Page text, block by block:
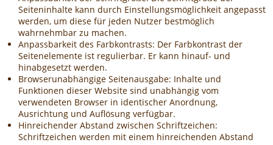
Seiteninhalte kann durch Einstellungsmöglichkeit angepasst
werden, um diese für jeden Nutzer bestmöglich
wahrnehmbar zu machen.
Anpassbarkeit des Farbkontrasts: Der Farbkontrast der
Seitenelemente ist regulierbar. Er kann hinauf- und
hinabgesetzt werden.
Browserunabhängige Seitenausgabe: Inhalte und
Funktionen dieser Website sind unabhängig vom
verwendeten Browser in identischer Anordnung,
Ausrichtung und Auflösung verfügbar.
Hinreichender Abstand zwischen Schriftzeichen:
Schriftzeichen werden mit einem hinreichenden Abstand